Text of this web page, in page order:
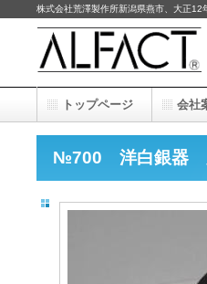
株式会社荒澤製作所新潟県燕市、大正
№700 洋白銀器
トップページ 会社